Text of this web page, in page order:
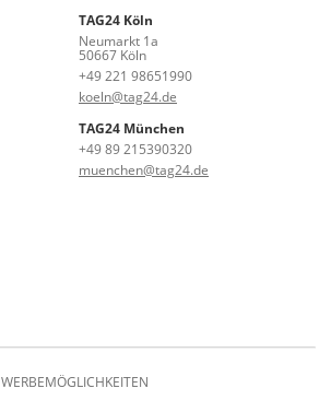
TAG24 Köln
Neumarkt 1a
50667 Köln
+49 221 98651990
koeln@tag24.de
TAG24 München
+49 89 215390320
muenchen@tag24.de
WERBEMÖGLICHKEITEN